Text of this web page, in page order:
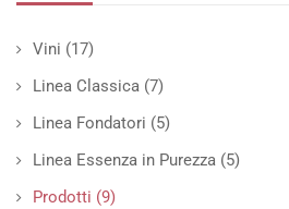
Vini (17)
Linea Classica (7)
Linea Fondatori (5)
Linea Essenza in Purezza (5)
Prodotti (9)